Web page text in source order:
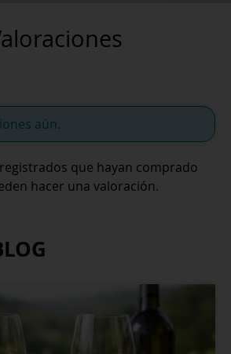
aún.
que hayan comprado
hacer una valoración.